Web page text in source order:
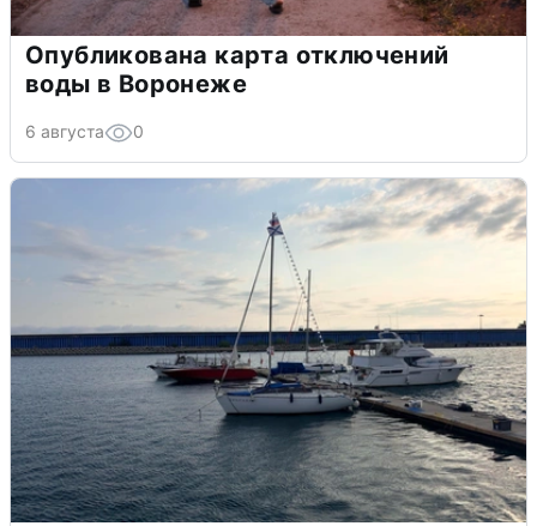
Опубликована карта отключений
воды в Воронеже
6 августа 0